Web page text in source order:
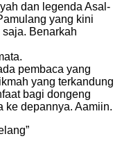
dan legenda Asal-
yang kini
Benarkah
pembaca yang
yang terkandung
bagi dongeng
ke depannya. Aamiin.